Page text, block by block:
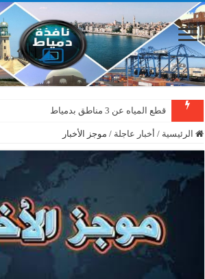
قطع المياه عن 3 مناطق بدمياط
الرئيسية / أخبار عاجلة / موجز الأخبار